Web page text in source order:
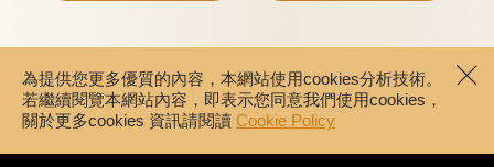
為提供您更多優質的內容，本網站使用cookies分析技術。
若繼續閱覽本網站內容，即表示您同意我們使用cookies，
關於更多cookies 資訊請閱讀 Cookie Policy